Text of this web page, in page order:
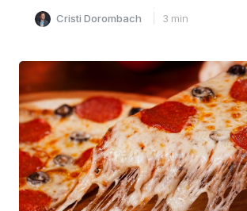
Cristi Dorombach 3 min